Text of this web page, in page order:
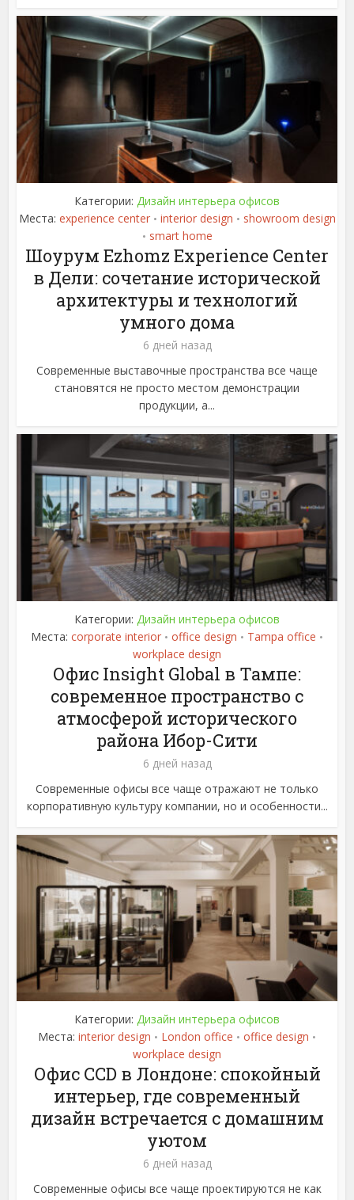
Категории: Дизайн интерьера офисов
Места: experience center • interior design • showroom design
• smart home
Шоурум Ezhomz Experience Center
в Дели: сочетание исторической
архитектуры и технологий
умного дома
6 дней назад
Современные выставочные пространства все чаще
становятся не просто местом демонстрации
продукции, а...
Категории: Дизайн интерьера офисов
Места: corporate interior • office design • Tampa office •
workplace design
Офис Insight Global в Тампе:
современное пространство с
атмосферой исторического
района Ибор-Сити
6 дней назад
Современные офисы все чаще отражают не только
корпоративную культуру компании, но и особенности...
Категории: Дизайн интерьера офисов
Места: interior design • London office • office design •
workplace design
Офис CCD в Лондоне: спокойный
интерьер, где современный
дизайн встречается с домашним
уютом
6 дней назад
Современные офисы все чаще проектируются не как